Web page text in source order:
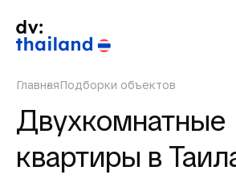
ГлавнаяПодборки объектов
Двухкомнатные
квартиры в